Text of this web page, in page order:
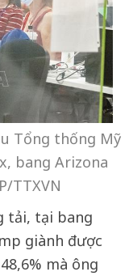
Tổng thống Mỹ
bang Arizona
TTXVN
tải, tại bang
giành được
mà ông